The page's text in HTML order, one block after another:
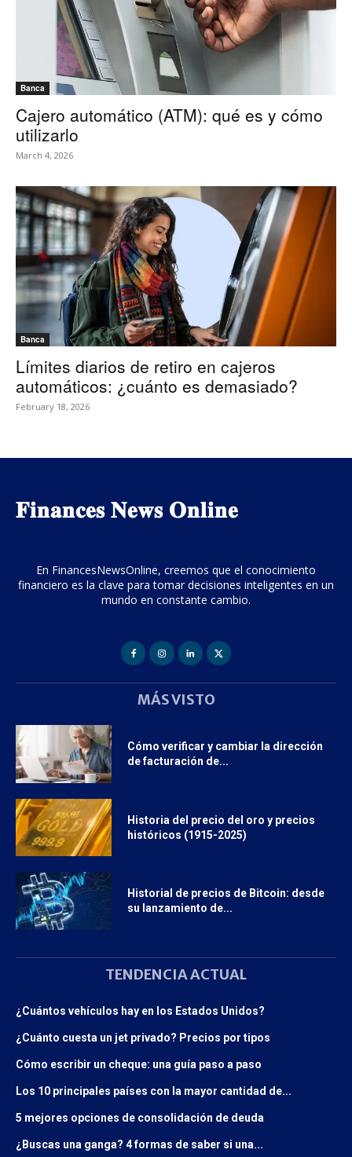
Banca
Cajero automático (ATM): qué es y cómo
utilizarlo
March 4, 2026
Banca
Límites diarios de retiro en cajeros
automáticos: ¿cuánto es demasiado?
February 18, 2026
𝐅𝐢𝐧𝐚𝐧𝐜𝐞𝐬 𝐍𝐞𝐰𝐬 𝐎𝐧𝐥𝐢𝐧𝐞
En FinancesNewsOnline, creemos que el conocimiento
financiero es la clave para tomar decisiones inteligentes en un
mundo en constante cambio.
MÁS VISTO
Cómo verificar y cambiar la dirección
de facturación de...
Historia del precio del oro y precios
históricos (1915-2025)
Historial de precios de Bitcoin: desde
su lanzamiento de...
TENDENCIA ACTUAL
¿Cuántos vehículos hay en los Estados Unidos?
¿Cuánto cuesta un jet privado? Precios por tipos
Cómo escribir un cheque: una guía paso a paso
Los 10 principales países con la mayor cantidad de...
5 mejores opciones de consolidación de deuda
¿Buscas una ganga? 4 formas de saber si una...